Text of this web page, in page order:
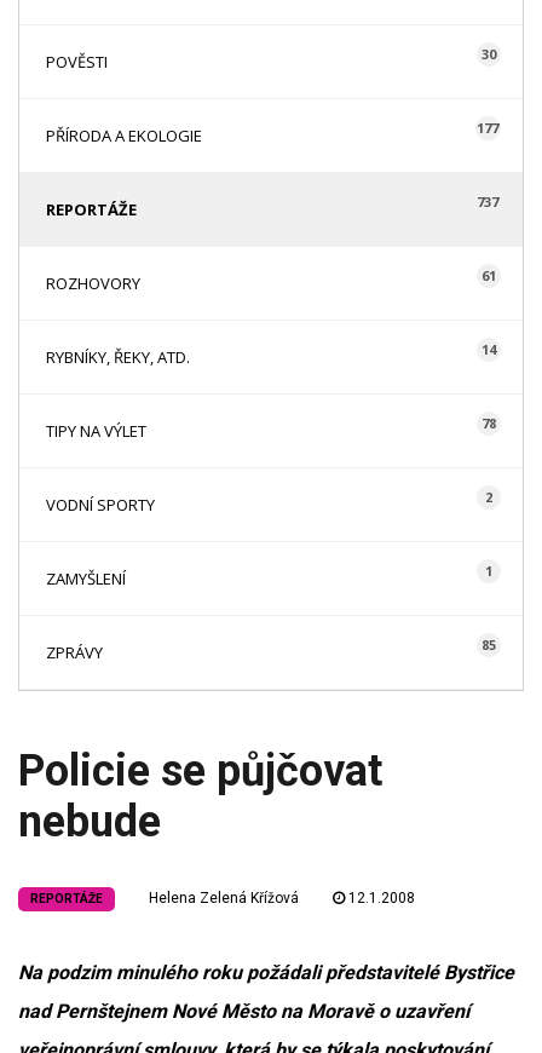
POVĚSTI 30
PŘÍRODA A EKOLOGIE 177
REPORTÁŽE 737
ROZHOVORY 61
RYBNÍKY, ŘEKY, ATD. 14
TIPY NA VÝLET 78
VODNÍ SPORTY 2
ZAMYŠLENÍ 1
ZPRÁVY 85
Policie se půjčovat
nebude
REPORTÁŽE Helena Zelená Křížová 12.1.2008
Na podzim minulého roku požádali představitelé Bystřice
nad Pernštejnem Nové Město na Moravě o uzavření